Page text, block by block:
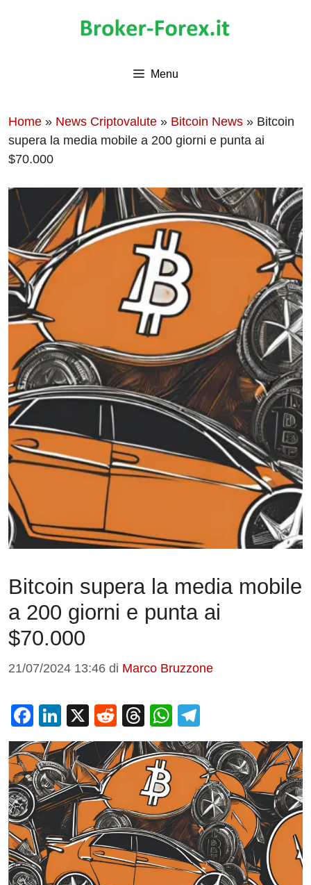
Menu
Home » News Criptovalute » Bitcoin News » Bitcoin
supera la media mobile a 200 giorni e punta ai
$70.000
Bitcoin supera la media mobile
a 200 giorni e punta ai
$70.000
21/07/2024 13:46 di Marco Bruzzone
F
a
c
e
b
o
o
k
Li
n
k
e
dI
n
X
R
e
d
t
T
hr
e
a
d
s
W
h
at
A
p
p
el
e
gr
a
m